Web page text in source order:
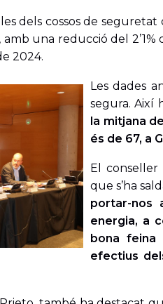
dels cossos de
una reducció del
2024.
Les dades
segura. Així
la mitjana
és de 67, a
El conseller
que s’ha
portar-nos
energia, a
bona feina
efectius